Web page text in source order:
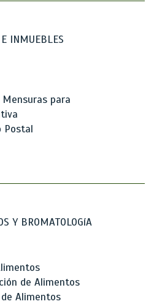
INMUEBLES
para
Postal
Y BROMATOLOGíA
de Alimentos
Alimentos